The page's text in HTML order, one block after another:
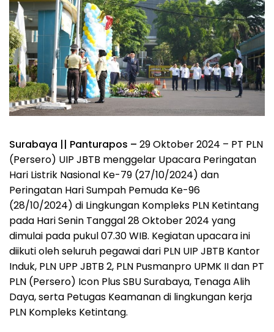
Surabaya || Panturapos – 29 Oktober 2024 – PT PLN
(Persero) UIP JBTB menggelar Upacara Peringatan
Hari Listrik Nasional Ke-79 (27/10/2024) dan
Peringatan Hari Sumpah Pemuda Ke-96
(28/10/2024) di Lingkungan Kompleks PLN Ketintang
pada Hari Senin Tanggal 28 Oktober 2024 yang
dimulai pada pukul 07.30 WIB. Kegiatan upacara ini
diikuti oleh seluruh pegawai dari PLN UIP JBTB Kantor
Induk, PLN UPP JBTB 2, PLN Pusmanpro UPMK II dan PT
PLN (Persero) Icon Plus SBU Surabaya, Tenaga Alih
Daya, serta Petugas Keamanan di lingkungan kerja
PLN Kompleks Ketintang.